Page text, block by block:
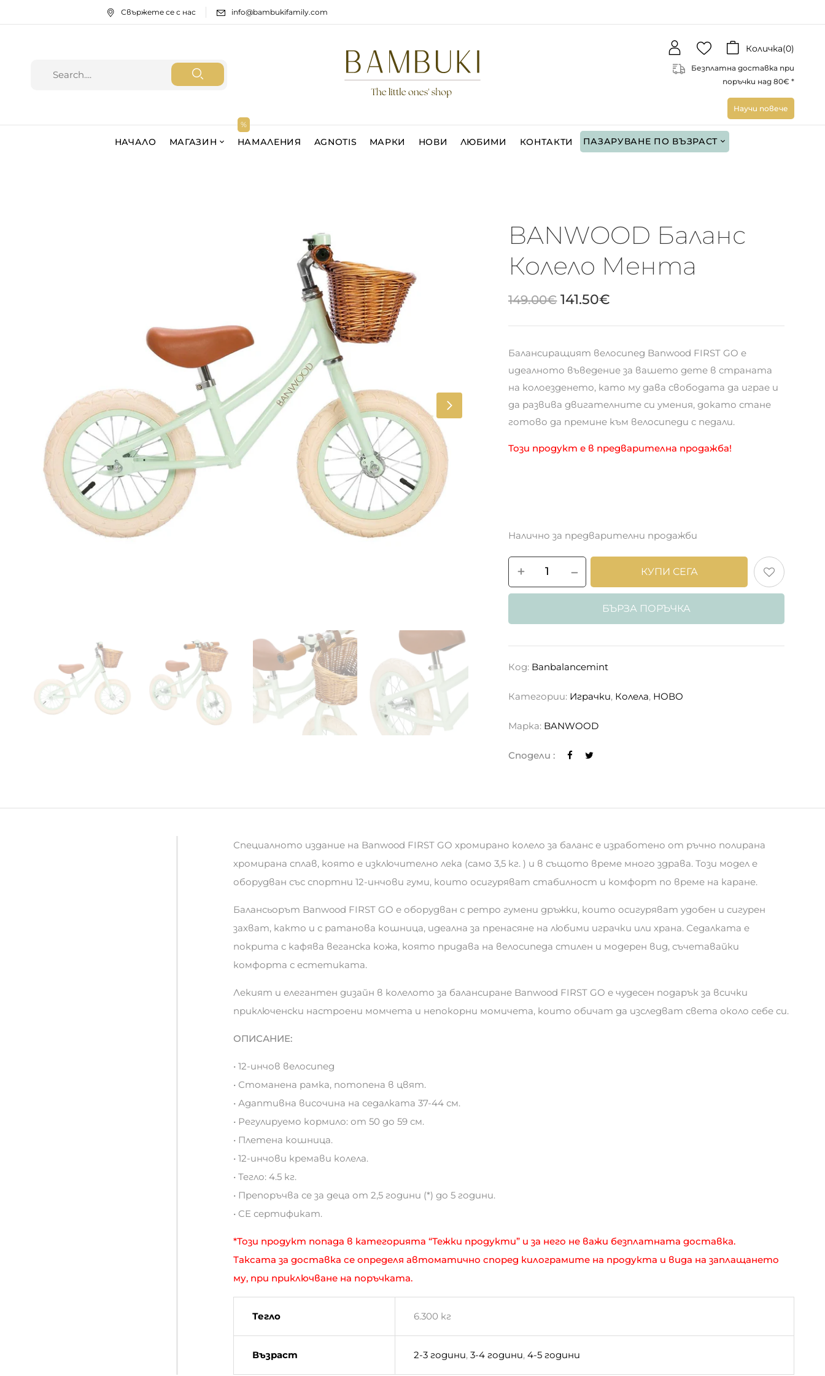
Свържете се с нас info@bambukifamily.com
Количка(0)
Безплатна доставка при
поръчки над 80€ *
Научи повече
НАЧАЛО МАГАЗИН НАМАЛЕНИЯ AGNOTIS МАРКИ НОВИ ЛЮБИМИ КОНТАКТИ ПАЗАРУВАНЕ ПО ВЪЗРАСТ
BANWOOD Баланс
Колело Мента
149.00€ 141.50€
Балансиращият велосипед Banwood FIRST GO е
идеалното въведение за вашето дете в страната
на колоезденето, като му дава свободата да играе и
да развива двигателните си умения, докато стане
готово да премине към велосипеди с педали.
Този продукт е в предварителна продажба!
Налично за предварителни продажби
КУПИ СЕГА
БЪРЗА ПОРЪЧКА
Код: Banbalancemint
Категории: Играчки, Колела, НОВО
Марка: BANWOOD
Сподели :
Специалното издание на Banwood FIRST GO хромирано колело за баланс е изработено от ръчно полирана
хромирана сплав, която е изключително лека (само 3,5 кг. ) и в същото време много здрава. Този модел е
оборудван със спортни 12-инчови гуми, които осигуряват стабилност и комфорт по време на каране.
Балансьорът Banwood FIRST GO е оборудван с ретро гумени дръжки, които осигуряват удобен и сигурен
захват, както и с ратанова кошница, идеална за пренасяне на любими играчки или храна. Седалката е
покрита с кафява веганска кожа, която придава на велосипеда стилен и модерен вид, съчетавайки
комфорта с естетиката.
Лекият и елегантен дизайн в колелото за балансиране Banwood FIRST GO е чудесен подарък за всички
приключенски настроени момчета и непокорни момичета, които обичат да изследват света около себе си.
ОПИСАНИЕ:
• 12-инчов велосипед
• Стоманена рамка, потопена в цвят.
• Адаптивна височина на седалката 37-44 см.
• Регулируемо кормило: от 50 до 59 см.
• Плетена кошница.
• 12-инчови кремави колела.
• Тегло: 4.5 кг.
• Препоръчва се за деца от 2,5 години (*) до 5 години.
• CE сертификат.
*Този продукт попада в категорията “Тежки продукти” и за него не важи безплатната доставка.
Таксата за доставка се определя автоматично според килограмите на продукта и вида на заплащането
му, при приключване на поръчката.